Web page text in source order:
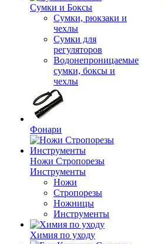
Сумки и Боксы
Сумки, рюкзаки и
чехлы
Сумки для
регуляторов
Водонепроницаемые
сумки, боксы и
чехлы
Фонари
Ножи Стропорезы
Инструменты
Ножи
Стропорезы
Ножницы
Инструменты
Химия по уходу